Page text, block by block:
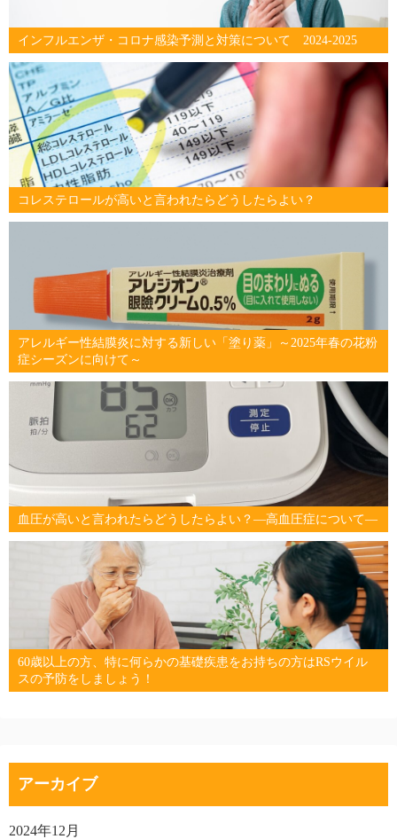
インフルエンザ・コロナ感染予測と対策について 2024-2025
コレステロールが高いと言われたらどうしたらよい？
アレルギー性結膜炎に対する新しい「塗り薬」～2025年春の花粉
症シーズンに向けて～
血圧が高いと言われたらどうしたらよい？―高血圧症について―
60歳以上の方、特に何らかの基礎疾患をお持ちの方はRSウイル
スの予防をしましょう！
アーカイブ
2024年12月